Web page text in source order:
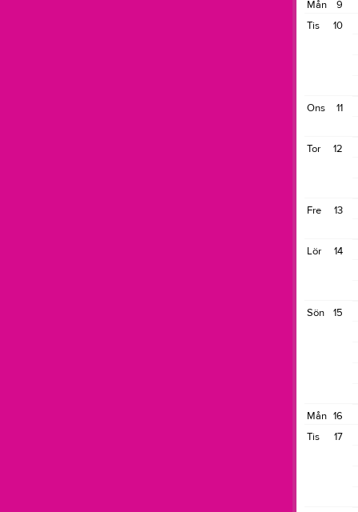
9
Mån
10
Tis
11
Ons
12
Tor
13
Fre
14
Lör
15
Sön
16
Mån
17
Tis